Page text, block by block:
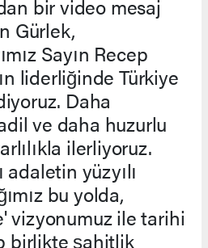
bir video mesaj
Gürlek,
Sayın Recep
liderliğinde Türkiye
Daha
ve daha huzurlu
ilerliyoruz.
adaletin yüzyılı
bu yolda,
vizyonumuz ile tarihi
birlikte şahitlik